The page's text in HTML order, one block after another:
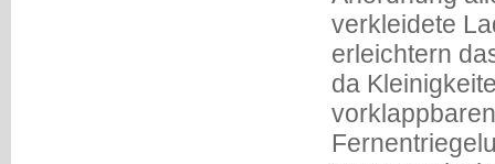
verkleidete
erleichtern
da